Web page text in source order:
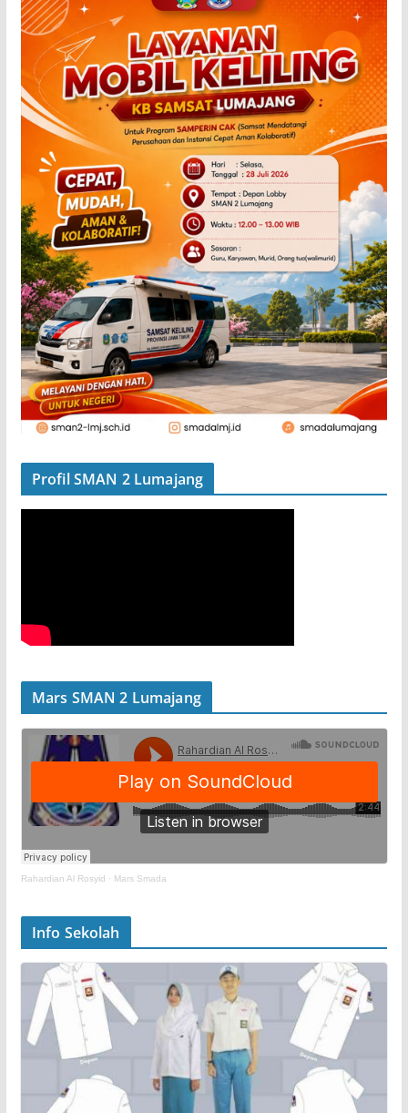
Profil SMAN 2 Lumajang
Mars SMAN 2 Lumajang
Rahardian Al Rosyid · Mars Smada
Info Sekolah